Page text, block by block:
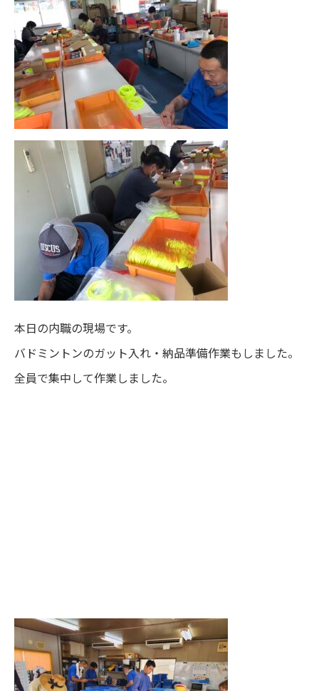
本日の内職の現場です。
バドミントンのガット入れ・納品準備作業もしました。
全員で集中して作業しました。